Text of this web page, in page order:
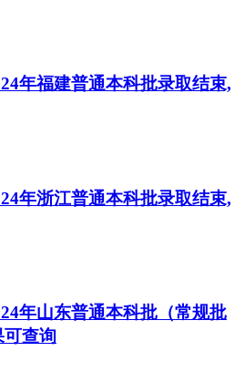
年福建普通本科批录取结束,
年浙江普通本科批录取结束,
年山东普通本科批（常规批
查询